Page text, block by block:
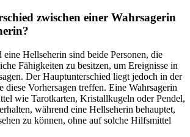
zwischen einer Wahrsagerin
eine Hellseherin sind beide Personen, die
Fähigkeiten zu besitzen, um Ereignisse in
Der Hauptunterschied liegt jedoch in der
diese Vorhersagen treffen. Eine Wahrsagerin
wie Tarotkarten, Kristallkugeln oder Pendel,
während eine Hellseherin behauptet,
zu können, ohne auf solche Hilfsmittel